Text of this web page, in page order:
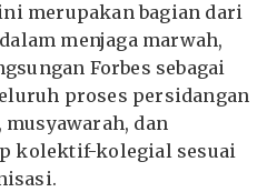
merupakan bagian dari
menjaga marwah,
Forbes sebagai
proses persidangan
dan
kolektif-kolegial sesuai